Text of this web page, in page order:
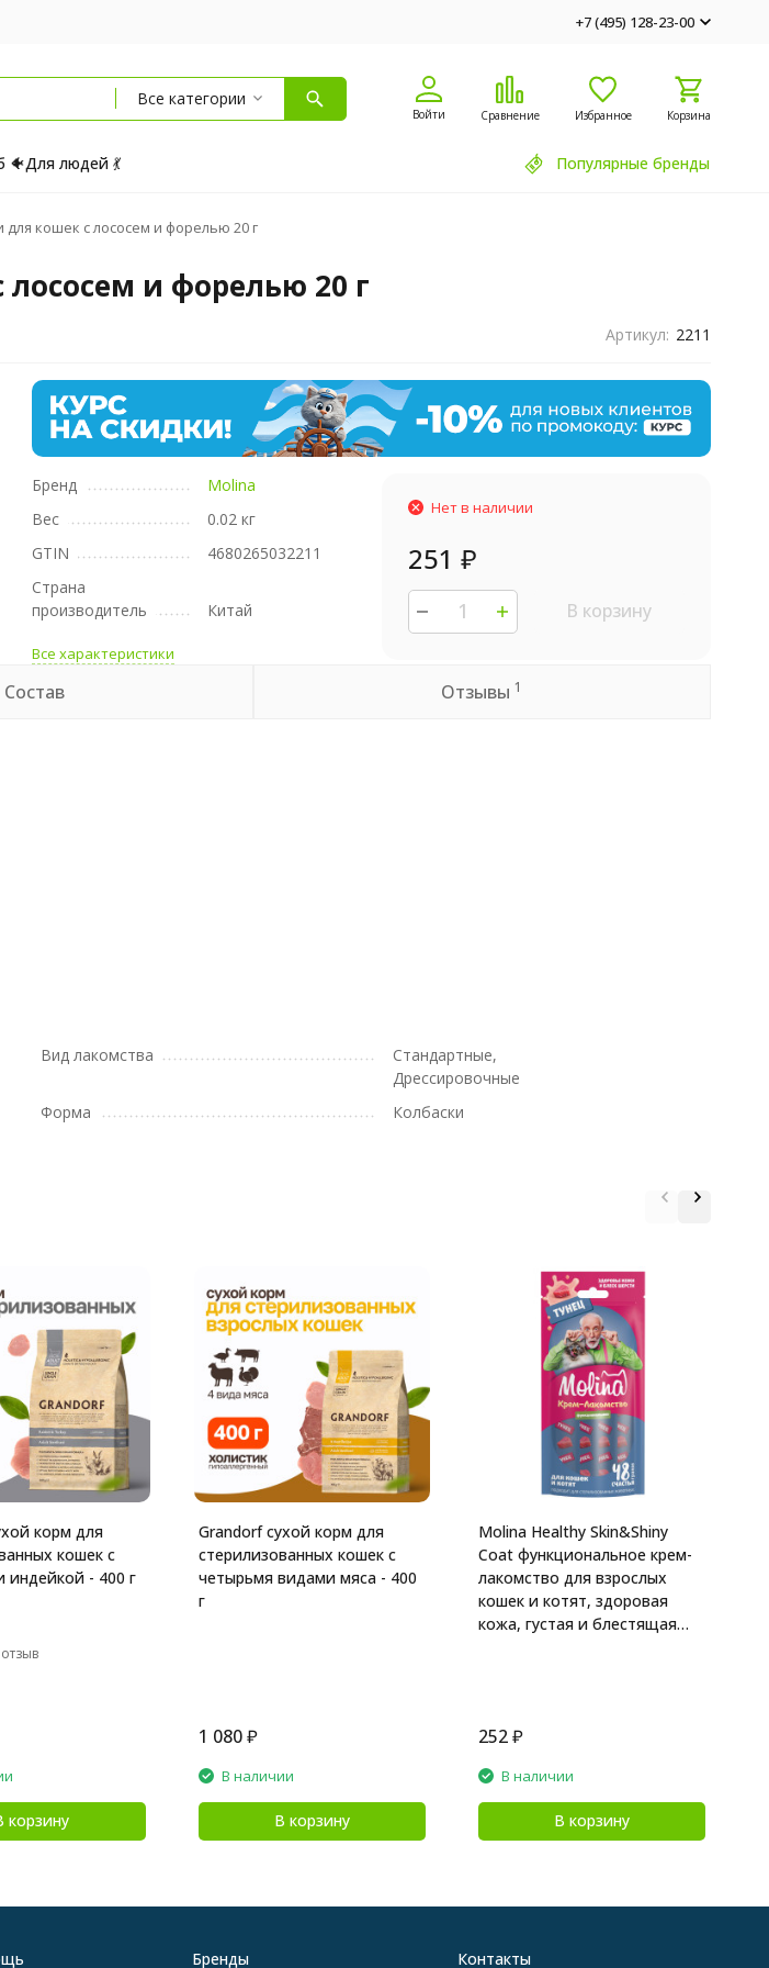
+7 (495) 128-23-00
Все категории
Войти Сравнение Избранное Корзина
🐠Для людей 💃 Популярные бренды
кошек с лососем и форелью 20 г
и форелью 20 г
Артикул: 2211
Бренд
Molina
Вес
0.02 кг
GTIN
4680265032211
Страна
производитель
Китай
Все характеристики
Нет в наличии
251 ₽
В корзину
Состав Отзывы 1
Вид лакомства
Стандартные,
Дрессировочные
Форма
Колбаски
корм для
кошек с
индейкой - 400 г
корзину
Grandorf сухой корм для
стерилизованных кошек с
четырьмя видами мяса - 400
г
1 080₽
В наличии
В корзину
Molina Healthy Skin&Shiny
Coat функциональное крем-
лакомство для взрослых
кошек и котят, здоровая
кожа, густая и блестящая
252₽
В наличии
В корзину
Бренды Контакты